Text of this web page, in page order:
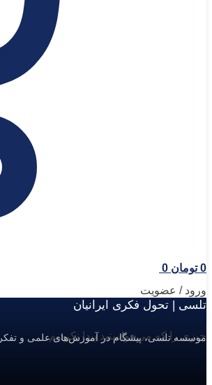
0 تومان 0
ورود / عضویت
چیزی را که می‌خواستید پیدا نکردیم.
تلسی | تحول فکری ایرانیان
موسسه تلسی، پیشگام در آموزش‌های علمی و تفکر